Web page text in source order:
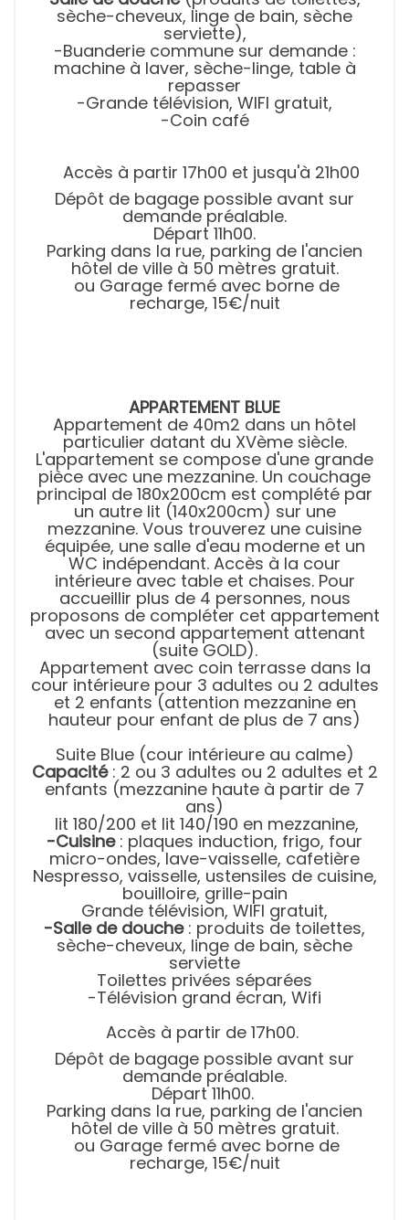
sèche-cheveux, linge de bain, sèche
serviette),
-Buanderie commune sur demande :
machine à laver, sèche-linge, table à
repasser
-Grande télévision, WIFI gratuit,
-Coin café
Accès à partir 17h00 et jusqu'à 21h00
Dépôt de bagage possible avant sur
demande préalable.
Départ 11h00.
Parking dans la rue, parking de l'ancien
hôtel de ville à 50 mètres gratuit.
ou Garage fermé avec borne de
recharge, 15€/nuit
APPARTEMENT BLUE
Appartement de 40m2 dans un hôtel
particulier datant du XVème siècle.
L'appartement se compose d'une grande
pièce avec une mezzanine. Un couchage
principal de 180x200cm est complété par
un autre lit (140x200cm) sur une
mezzanine. Vous trouverez une cuisine
équipée, une salle d'eau moderne et un
WC indépendant. Accès à la cour
intérieure avec table et chaises. Pour
accueillir plus de 4 personnes, nous
proposons de compléter cet appartement
avec un second appartement attenant
(suite GOLD).
Appartement avec coin terrasse dans la
cour intérieure pour 3 adultes ou 2 adultes
et 2 enfants (attention mezzanine en
hauteur pour enfant de plus de 7 ans)
Suite Blue (cour intérieure au calme)
Capacité: 2 ou 3 adultes ou 2 adultes et 2
enfants (mezzanine haute à partir de 7
ans)
lit 180/200 et lit 140/190 en mezzanine,
-Cuisine: plaques induction, frigo, four
micro-ondes, lave-vaisselle, cafetière
Nespresso, vaisselle, ustensiles de cuisine,
bouilloire, grille-pain
Grande télévision, WIFI gratuit,
-Salle de douche: produits de toilettes,
sèche-cheveux, linge de bain, sèche
serviette
Toilettes privées séparées
-Télévision grand écran, Wifi
Accès à partir de 17h00.
Dépôt de bagage possible avant sur
demande préalable.
Départ 11h00.
Parking dans la rue, parking de l'ancien
hôtel de ville à 50 mètres gratuit.
ou Garage fermé avec borne de
recharge, 15€/nuit